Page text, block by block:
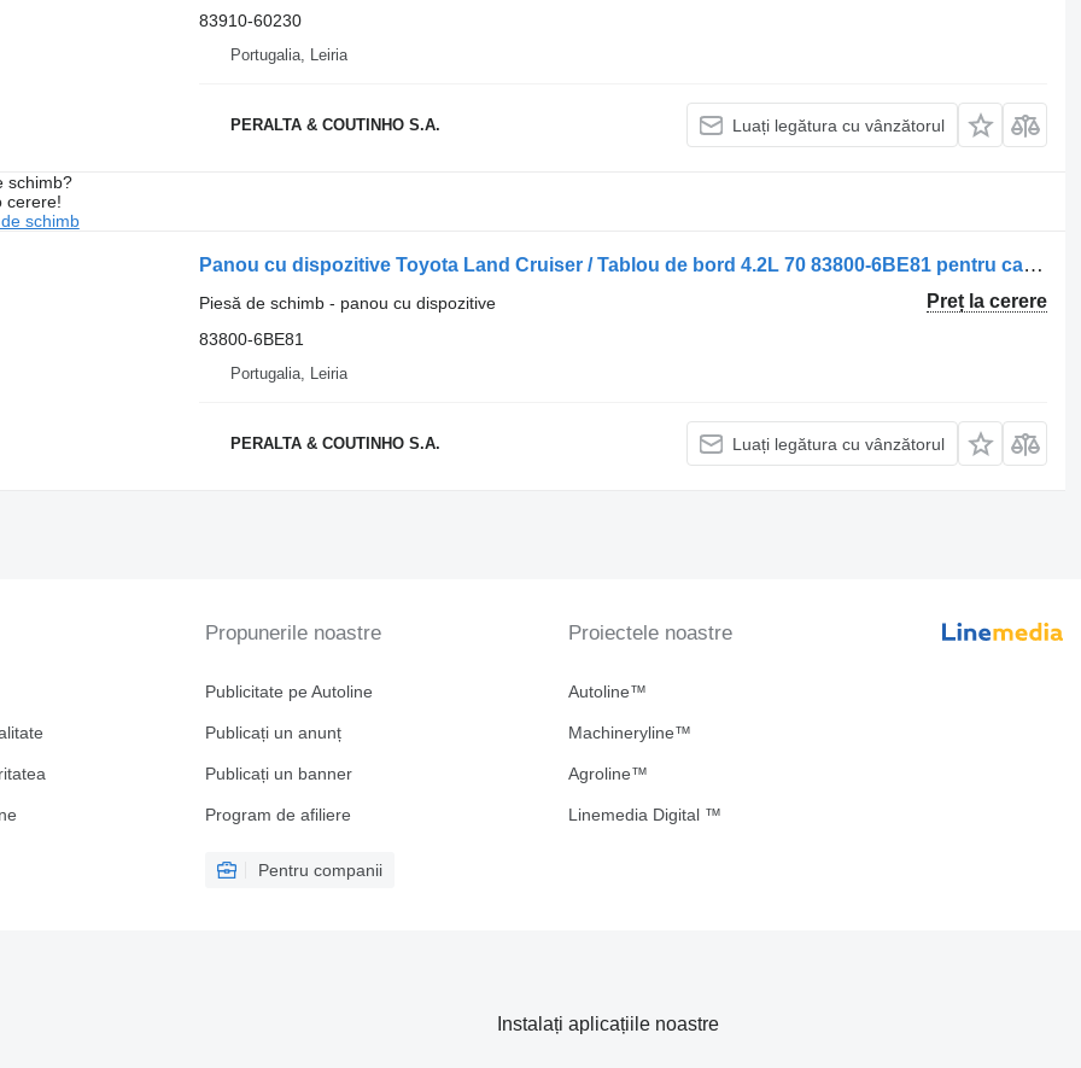
83910-60230
Portugalia, Leiria
PERALTA & COUTINHO S.A. Luați legătura cu vânzătorul
schimb?
cerere!
schimb
Panou cu dispozitive Toyota Land Cruiser / Tablou de bord 4.2L 70 83800-6BE81 pentru camion
Preț la cerere
Piesă de schimb - panou cu dispozitive
83800-6BE81
Portugalia, Leiria
PERALTA & COUTINHO S.A. Luați legătura cu vânzătorul
Propunerile noastre
Publicitate pe Autoline
Publicați un anunț
Publicați un banner
Program de afiliere
Pentru companii
Proiectele noastre
Autoline™
Machineryline™
Agroline™
Linemedia Digital ™
Instalați aplicațiile noastre